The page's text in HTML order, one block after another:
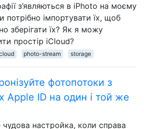
з’являються в iPhoto на моєму
потрібно імпортувати їх, щоб
зберігати їх? Як я можу
простір iCloud?
photo-stream storage
фотопотоки з
Apple ID на один і той же
настройка, коли справа